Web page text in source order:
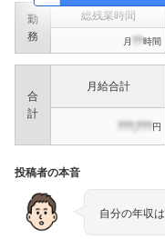
勤
務
総残業時間
月 ??時間
合
計
月給合計
???,???円
投稿者の本音
自分の年収は